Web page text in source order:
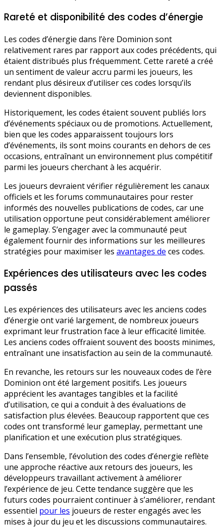
Rareté et disponibilité des codes d’énergie
Les codes d’énergie dans l’ère Dominion sont
relativement rares par rapport aux codes précédents, qui
étaient distribués plus fréquemment. Cette rareté a créé
un sentiment de valeur accru parmi les joueurs, les
rendant plus désireux d’utiliser ces codes lorsqu’ils
deviennent disponibles.
Historiquement, les codes étaient souvent publiés lors
d’événements spéciaux ou de promotions. Actuellement,
bien que les codes apparaissent toujours lors
d’événements, ils sont moins courants en dehors de ces
occasions, entraînant un environnement plus compétitif
parmi les joueurs cherchant à les acquérir.
Les joueurs devraient vérifier régulièrement les canaux
officiels et les forums communautaires pour rester
informés des nouvelles publications de codes, car une
utilisation opportune peut considérablement améliorer
le gameplay. S’engager avec la communauté peut
également fournir des informations sur les meilleures
stratégies pour maximiser les avantages de ces codes.
Expériences des utilisateurs avec les codes
passés
Les expériences des utilisateurs avec les anciens codes
d’énergie ont varié largement, de nombreux joueurs
exprimant leur frustration face à leur efficacité limitée.
Les anciens codes offraient souvent des boosts minimes,
entraînant une insatisfaction au sein de la communauté.
En revanche, les retours sur les nouveaux codes de l’ère
Dominion ont été largement positifs. Les joueurs
apprécient les avantages tangibles et la facilité
d’utilisation, ce qui a conduit à des évaluations de
satisfaction plus élevées. Beaucoup rapportent que ces
codes ont transformé leur gameplay, permettant une
planification et une exécution plus stratégiques.
Dans l’ensemble, l’évolution des codes d’énergie reflète
une approche réactive aux retours des joueurs, les
développeurs travaillant activement à améliorer
l’expérience de jeu. Cette tendance suggère que les
futurs codes pourraient continuer à s’améliorer, rendant
essentiel pour les joueurs de rester engagés avec les
mises à jour du jeu et les discussions communautaires.